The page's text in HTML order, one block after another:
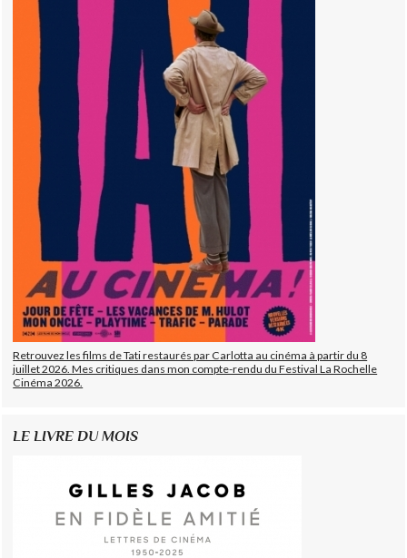
Retrouvez les films de Tati restaurés par Carlotta au cinéma à partir du 8
juillet 2026. Mes critiques dans mon compte-rendu du Festival La Rochelle
Cinéma 2026.
LE LIVRE DU MOIS